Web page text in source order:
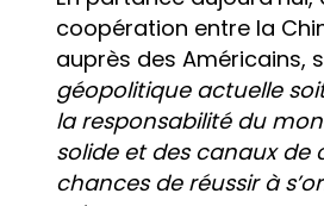
coopération entre la
auprès des Américains,
géopolitique actuelle
la responsabilité du
solide et des canaux
chances de réussir à